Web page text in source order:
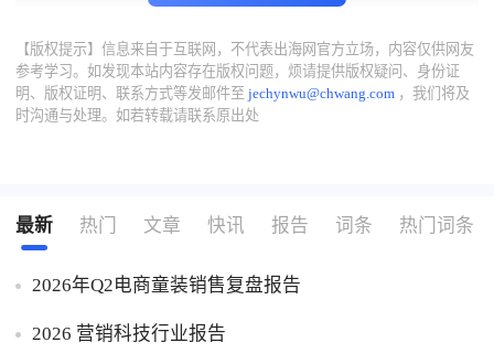
【版权提示】信息来自于互联网，不代表出海网官方立场，内容仅供网友
参考学习。如发现本站内容存在版权问题，烦请提供版权疑问、身份证
明、版权证明、联系方式等发邮件至jechynwu@chwang.com ，我们将及
时沟通与处理。如若转载请联系原出处
最新 热门 文章 快讯 报告 词条 热门词条
2026年Q2电商童装销售复盘报告
2026 营销科技行业报告